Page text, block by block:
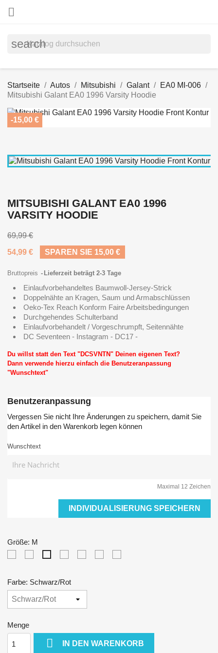

search
Startseite Autos Mitsubishi Galant
EA0 MI-006
Mitsubishi Galant EA0 1996 Varsity Hoodie
-15,00 €
MITSUBISHI GALANT EA0 1996
VARSITY HOODIE
69,99 €
54,99 €
SPAREN SIE 15,00 €
Bruttopreis Lieferzeit beträgt 2-3 Tage
Einlaufvorbehandeltes Baumwoll-Jersey-Strick
Doppelnähte an Kragen, Saum und Armabschlüssen
Oeko-Tex Reach Konform Faire Arbeitsbedingungen
Durchgehendes Schulterband
Einlaufvorbehandelt / Vorgeschrumpft, Seitennähte
DC Seventeen - Instagram - DC17 -
Du willst statt den Text "DCSVNTN" Deinen eigenen Text?
Dann verwende hierzu einfach die Benutzeranpassung
"Wunschtext"
Benutzeranpassung
Vergessen Sie nicht Ihre Änderungen zu speichern, damit Sie
den Artikel in den Warenkorb legen können
Wunschtext
Maximal 12 Zeichen
INDIVIDUALISIERUNG SPEICHERN
Größe: M
Farbe: Schwarz/Rot
Menge
 IN DEN WARENKORB